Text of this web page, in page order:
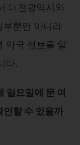
대전광역시와
부뿐만 아니라
약국 정보를 알
다.
일요일에 문 여
인할 수 있을까